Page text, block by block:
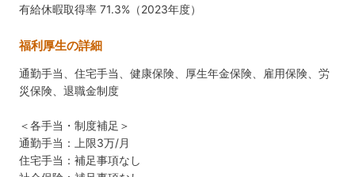
有給休暇取得率 71.3%（2023年度）
福利厚生の詳細
通勤手当、住宅手当、健康保険、厚生年金保険、雇用保険、労
災保険、退職金制度
＜各手当・制度補足＞
通勤手当：上限3万/月
住宅手当：補足事項なし